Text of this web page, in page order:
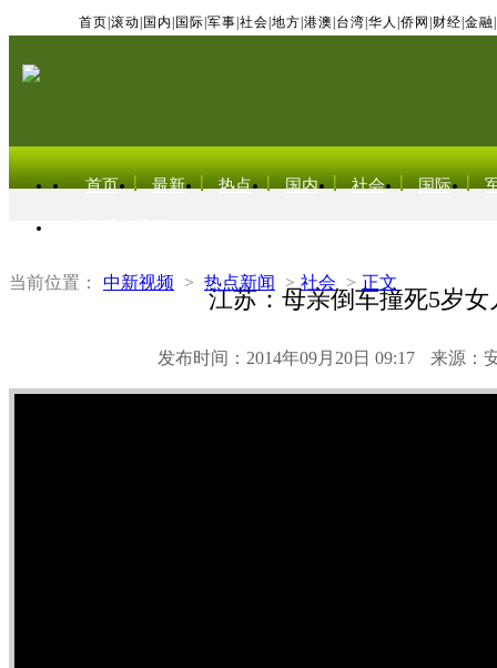
首页 滚动 国内 国际 军事 社会 地方 港澳 台湾 华人 侨网 财经 金融
首页 最新 热点 国内 社会 国际
当前位置： 中新视频 > 热点新闻 > 社会 > 正文
江苏：母亲倒车撞死5岁女
发布时间：2014年09月20日 09:17 来源：